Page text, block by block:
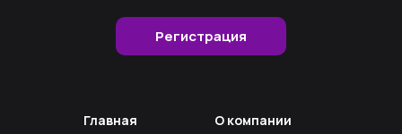
Регистрация
Главная
О компании